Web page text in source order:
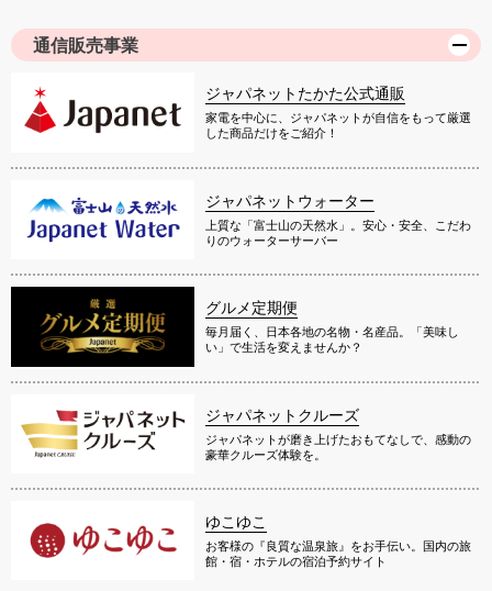
通信販売事業
ジャパネットたかた公式通販
家電を中心に、ジャパネットが自信をもって厳選
した商品だけをご紹介！
ジャパネットウォーター
上質な「富士山の天然水」。安心・安全、こだわ
りのウォーターサーバー
グルメ定期便
毎月届く、日本各地の名物・名産品。「美味し
い」で生活を変えませんか？
ジャパネットクルーズ
ジャパネットが磨き上げたおもてなしで、感動の
豪華クルーズ体験を。
ゆこゆこ
お客様の『良質な温泉旅』をお手伝い。国内の旅
館・宿・ホテルの宿泊予約サイト